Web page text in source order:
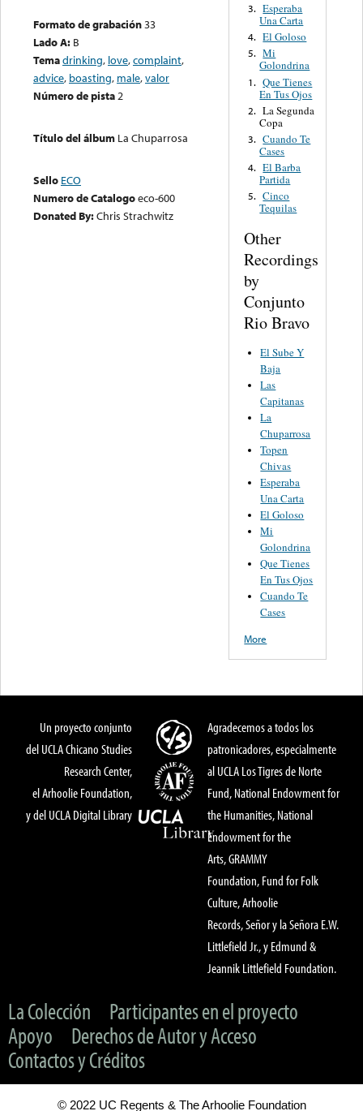
Formato de grabación33
Lado A: B
Temadrinking, love,complaint,
advice, boasting, male,valor
Número de pista2
Título del álbum La Chuparrosa
Sello ECO
Numero de Catalogoeco-600
Donated By:Chris Strachwitz
3. Esperaba
Una Carta
4. El Goloso
5. Mi
Golondrina
1. Que Tienes
En Tus Ojos
2. La Segunda
Copa
3. Cuando Te
Cases
4. El Barba
Partida
5. Cinco
Tequilas
Other
Recordings
by
Conjunto
Rio Bravo
El Sube Y
Baja
Las
Capitanas
La
Chuparrosa
Topen
Chivas
Esperaba
Una Carta
El Goloso
Mi
Golondrina
Que Tienes
En Tus Ojos
Cuando Te
Cases
More
Un proyecto conjunto
del UCLA Chicano Studies
Research Center,
el Arhoolie Foundation,
y del UCLA Digital Library
Agradecemos a todos los
patronicadores, especialmente
al UCLA Los Tigres de Norte
Fund, National Endowment for
the Humanities, National
Endowment for the
Arts, GRAMMY
Foundation, Fund for Folk
Culture, Arhoolie
Records, Señor y la Señora E.W.
Littlefield Jr., y Edmund &
Jeannik Littlefield Foundation.
La Colección
Participantes en el proyecto
Apoyo
Derechos de Autor y Acceso
Contactos y Créditos
© 2022 UC Regents & The Arhoolie Foundation